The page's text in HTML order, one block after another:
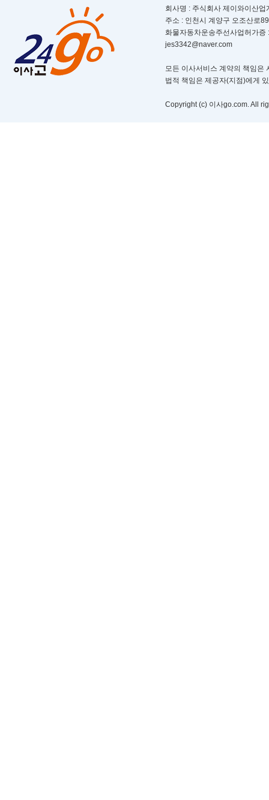
회사명 : 주식회사 제이와이산
주소 : 인천시 계양구 오조산로
화물자동차운송주선사업허가
jes3342@naver.com
모든 이사서비스 계약의 책임은
법적 책임은 제공자(지점)에게
Copyright (c) 이사go.com. All